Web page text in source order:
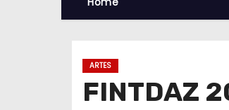
ARTES
FINTDAZ